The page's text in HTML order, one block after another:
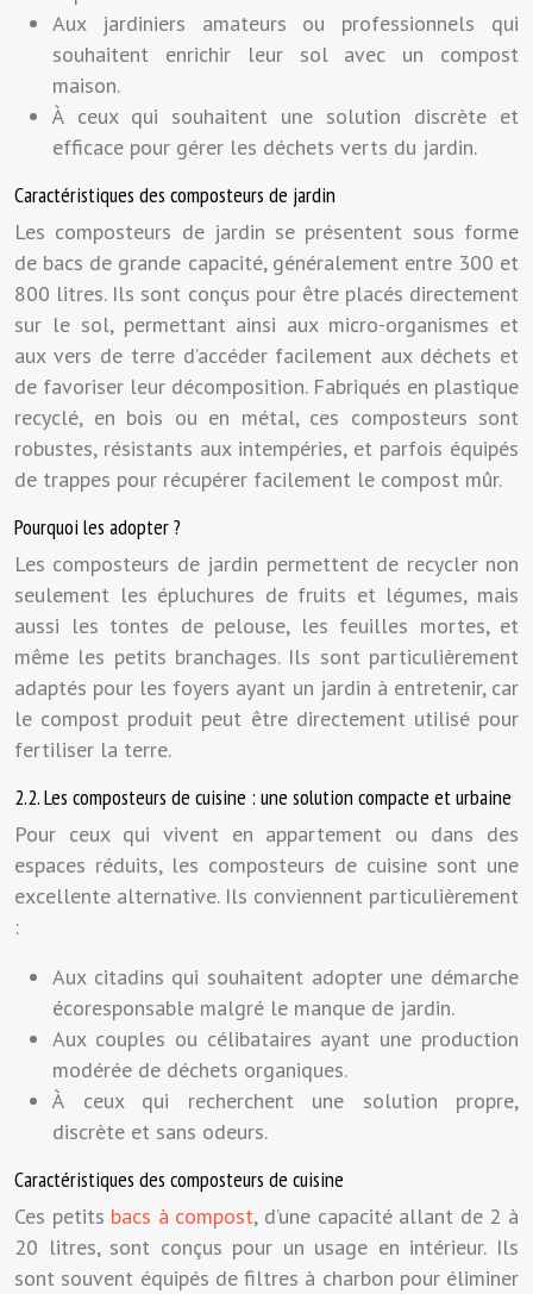
Aux jardiniers amateurs ou professionnels qui
souhaitent enrichir leur sol avec un compost
maison.
À ceux qui souhaitent une solution discrète et
efficace pour gérer les déchets verts du jardin.
Caractéristiques des composteurs de jardin
Les composteurs de jardin se présentent sous forme
de bacs de grande capacité, généralement entre 300 et
800 litres. Ils sont conçus pour être placés directement
sur le sol, permettant ainsi aux micro-organismes et
aux vers de terre d’accéder facilement aux déchets et
de favoriser leur décomposition. Fabriqués en plastique
recyclé, en bois ou en métal, ces composteurs sont
robustes, résistants aux intempéries, et parfois équipés
de trappes pour récupérer facilement le compost mûr.
Pourquoi les adopter ?
Les composteurs de jardin permettent de recycler non
seulement les épluchures de fruits et légumes, mais
aussi les tontes de pelouse, les feuilles mortes, et
même les petits branchages. Ils sont particulièrement
adaptés pour les foyers ayant un jardin à entretenir, car
le compost produit peut être directement utilisé pour
fertiliser la terre.
2.2. Les composteurs de cuisine : une solution compacte et urbaine
Pour ceux qui vivent en appartement ou dans des
espaces réduits, les composteurs de cuisine sont une
excellente alternative. Ils conviennent particulièrement
:
Aux citadins qui souhaitent adopter une démarche
écoresponsable malgré le manque de jardin.
Aux couples ou célibataires ayant une production
modérée de déchets organiques.
À ceux qui recherchent une solution propre,
discrète et sans odeurs.
Caractéristiques des composteurs de cuisine
Ces petits bacs à compost, d’une capacité allant de 2 à
20 litres, sont conçus pour un usage en intérieur. Ils
sont souvent équipés de filtres à charbon pour éliminer